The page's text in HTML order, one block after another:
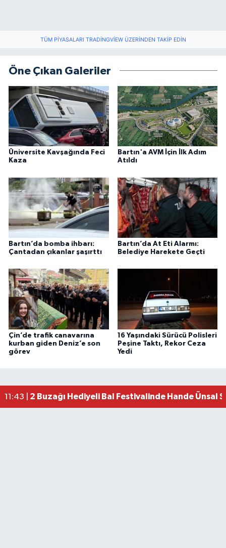
TÜM PIYASALARI TRADINGVIEW ÜZERINDEN TAKIP EDIN
Öne Çıkan Galeriler
Üniversite Kavşağında Feci
Kaza
Bartın'a AVM İçin İlk Adım
Atıldı
Bartın’da bomba ihbarı:
Çantadan çıkanlar şaşırttı
Bartın’da At Eti Alarmı:
Belediye Harekete Geçti
Çin’de trafik canavarına
kurban giden Deniz’e son
görev
16 Yaşındaki Sürücü Polisleri
Peşine Taktı, Rekor Ceza
Yedi
11:43 | 2 Buzağı Hediyeli Bal Festivalinde Hande Ünsal